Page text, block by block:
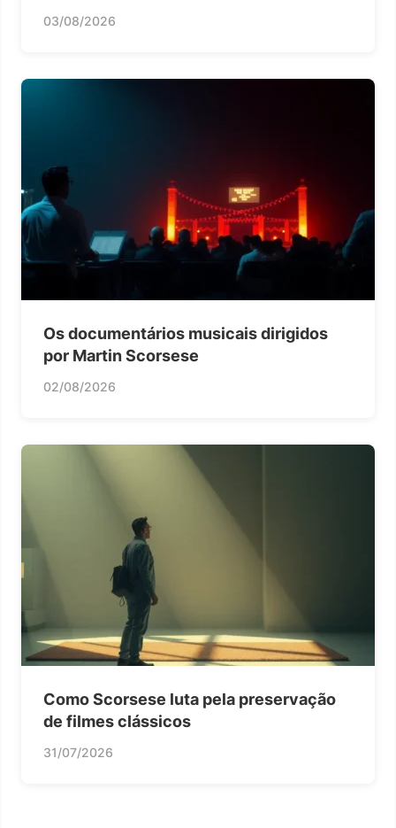
03/08/2026
Os documentários musicais dirigidos
por Martin Scorsese
02/08/2026
Como Scorsese luta pela preservação
de filmes clássicos
31/07/2026